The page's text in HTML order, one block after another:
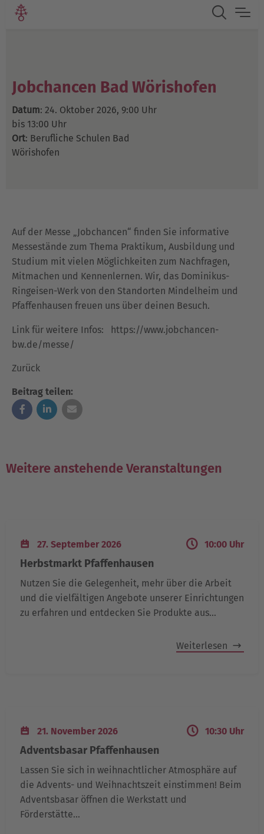
Jobchancen Bad Wörishofen
Datum: 24. Oktober 2026, 9:00 Uhr
bis 13:00 Uhr
Ort: Berufliche Schulen Bad
Wörishofen
Auf der Messe „Jobchancen“ finden Sie informative
Messestände zum Thema Praktikum, Ausbildung und
Studium mit vielen Möglichkeiten zum Nachfragen,
Mitmachen und Kennenlernen. Wir, das Dominikus-
Ringeisen-Werk von den Standorten Mindelheim und
Pfaffenhausen freuen uns über deinen Besuch.
Link für weitere Infos:
https://www.jobchancen-
bw.de/messe/
Zurück
Beitrag teilen:
Weitere anstehende Veranstaltungen
27. September 2026 10:00 Uhr
Herbstmarkt Pfaffenhausen
Nutzen Sie die Gelegenheit, mehr über die Arbeit
und die vielfältigen Angebote unserer Einrichtungen
zu erfahren und entdecken Sie Produkte aus…
Weiterlesen
21. November 2026 10:30 Uhr
Adventsbasar Pfaffenhausen
Lassen Sie sich in weihnachtlicher Atmosphäre auf
die Advents- und Weihnachtszeit einstimmen! Beim
Adventsbasar öffnen die Werkstatt und
Förderstätte…